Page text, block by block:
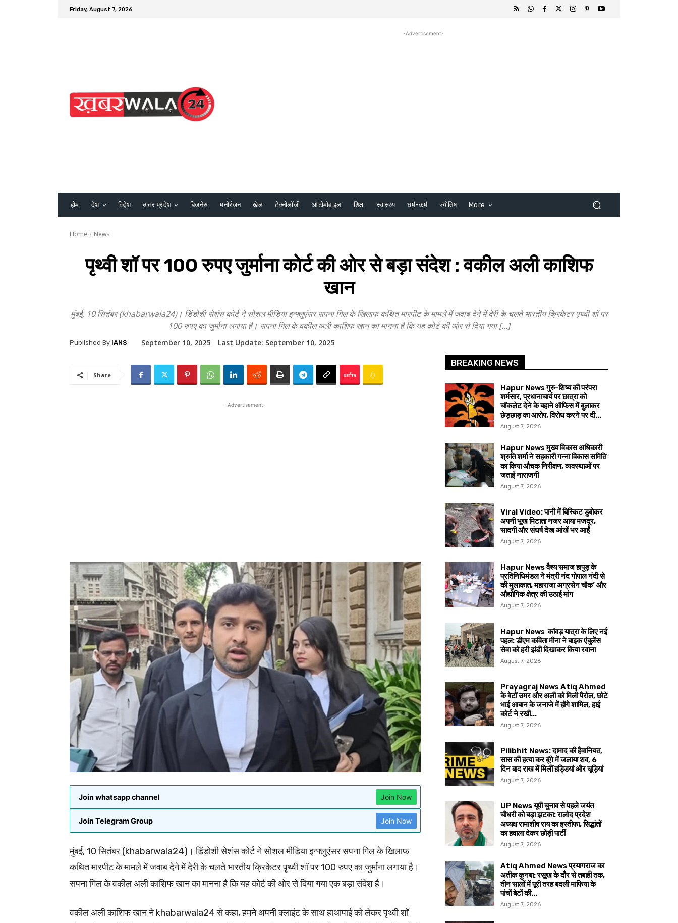
Friday, August 7, 2026
-Advertisement-
होम देश विदेश उत्तर प्रदेश बिजनेस मनोरंजन खेल टेक्नोलॉजी ऑटोमोबाइल शिक्षा स्वास्थ्य धर्म-कर्म ज्योतिष More
Home News
पृथ्वी शॉ पर 100 रुपए जुर्माना कोर्ट की ओर से बड़ा संदेश : वकील अली काशिफ
खान
मुंबई, 10 सितंबर (khabarwala24)। डिंडोशी सेशंस कोर्ट ने सोशल मीडिया इन्फ्लुएंसर सपना गिल के खिलाफ कथित मारपीट के मामले में जवाब देने में देरी के चलते भारतीय क्रिकेटर पृथ्वी शॉ पर
100 रुपए का जुर्माना लगाया है। सपना गिल के वकील अली काशिफ खान का मानना है कि यह कोर्ट की ओर से दिया गया […]
Published By IANS September 10, 2025 Last Update: September 10, 2025
Share
-Advertisement-
Join whatsapp channel Join Now
Join Telegram Group Join Now
मुंबई, 10 सितंबर (khabarwala24)। डिंडोशी सेशंस कोर्ट ने सोशल मीडिया इन्फ्लुएंसर सपना गिल के खिलाफ
कथित मारपीट के मामले में जवाब देने में देरी के चलते भारतीय क्रिकेटर पृथ्वी शॉ पर 100 रुपए का जुर्माना लगाया है।
सपना गिल के वकील अली काशिफ खान का मानना है कि यह कोर्ट की ओर से दिया गया एक बड़ा संदेश है।
वकील अली काशिफ खान ने khabarwala24 से कहा, हमने अपनी क्लाइंट के साथ हाथापाई को लेकर पृथ्वी शॉ
BREAKING NEWS
Hapur News गुरु-शिष्य की परंपरा
शर्मसार, प्रधानाचार्य पर छात्रा को
चॉकलेट देने के बहाने ऑफिस में बुलाकर
छेड़छाड़ का आरोप, विरोध करने पर दी...
August 7, 2026
Hapur News मुख्य विकास अधिकारी
श्रुति शर्मा ने सहकारी गन्ना विकास समिति
का किया औचक निरीक्षण, व्यवस्थाओं पर
जताई नाराजगी
August 7, 2026
Viral Video: पानी में बिस्किट डुबोकर
अपनी भूख मिटाता नजर आया मजदूर,
सादगी और संघर्ष देख आंखें भर आईं
August 7, 2026
Hapur News वैश्य समाज हापुड़ के
प्रतिनिधिमंडल ने मंत्री नंद गोपाल नंदी से
की मुलाकात, महाराजा अग्रसेन चौक’ और
औद्योगिक क्षेत्र की उठाई मांग
August 7, 2026
Hapur News कांवड़ यात्रा के लिए नई
पहल: डीएम कविता मीना ने बाइक एंबुलेंस
सेवा को हरी झंडी दिखाकर किया रवाना
August 7, 2026
Prayagraj News Atiq Ahmed
के बेटों उमर और अली को मिली पैरोल, छोटे
भाई आबान के जनाजे में होंगे शामिल, हाई
कोर्ट ने रखी...
August 7, 2026
Pilibhit News: दामाद की हैवानियत,
सास की हत्या कर बूंगे में जलाया शव, 6
दिन बाद राख में मिलीं हड्डियां और चूड़ियां
August 7, 2026
UP News यूपी चुनाव से पहले जयंत
चौधरी को बड़ा झटका: रालोद प्रदेश
अध्यक्ष रामाशीष राय का इस्तीफा, सिद्धांतों
का हवाला देकर छोड़ी पार्टी
August 7, 2026
Atiq Ahmed News प्रयागराज का
अतीक कुनबा: रसूख के दौर से तबाही तक,
तीन सालों में पूरी तरह बदली माफिया के
पांचों बेटों की...
August 7, 2026